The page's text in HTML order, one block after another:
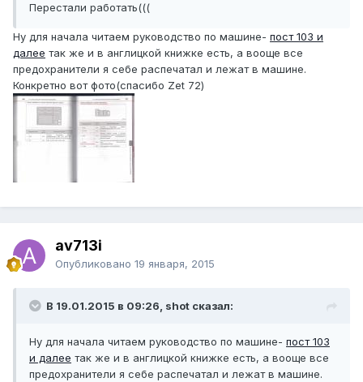
Перестали работать(((
Ну для начала читаем руководство по машине- пост 103 и
далее так же и в англицкой книжке есть, а вооще все
предохранители я себе распечатал и лежат в машине.
Конкретно вот фото(спасибо Zet 72)
av713i
Опубликовано 19 января, 2015
В 19.01.2015 в 09:26, shot сказал:
Ну для начала читаем руководство по машине- пост 103
и далее так же и в англицкой книжке есть, а вооще все
предохранители я себе распечатал и лежат в машине.